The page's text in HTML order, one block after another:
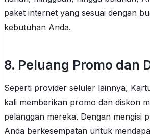
paket internet yang sesuai dengan
kebutuhan Anda.
8. Peluang Promo dan
Seperti provider seluler lainnya,
kali memberikan promo dan diskon
pelanggan mereka. Dengan mengisi
Anda berkesempatan untuk